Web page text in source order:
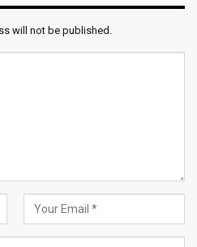
will not be published.